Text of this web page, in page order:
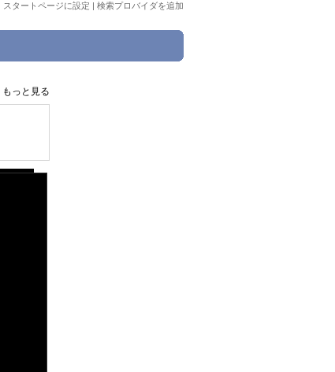
スタートページに設定 | 検索プロバイダを追加
もっと見る